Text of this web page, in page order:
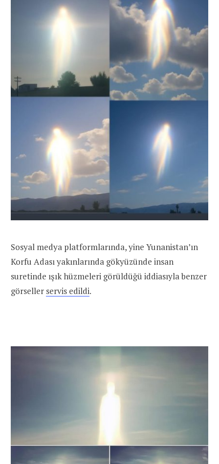
Sosyal medya platformlarında, yine Yunanistan’ın
Korfu Adası yakınlarında gökyüzünde insan
suretinde ışık hüzmeleri görüldüğü iddiasıyla benzer
görseller servis edildi.